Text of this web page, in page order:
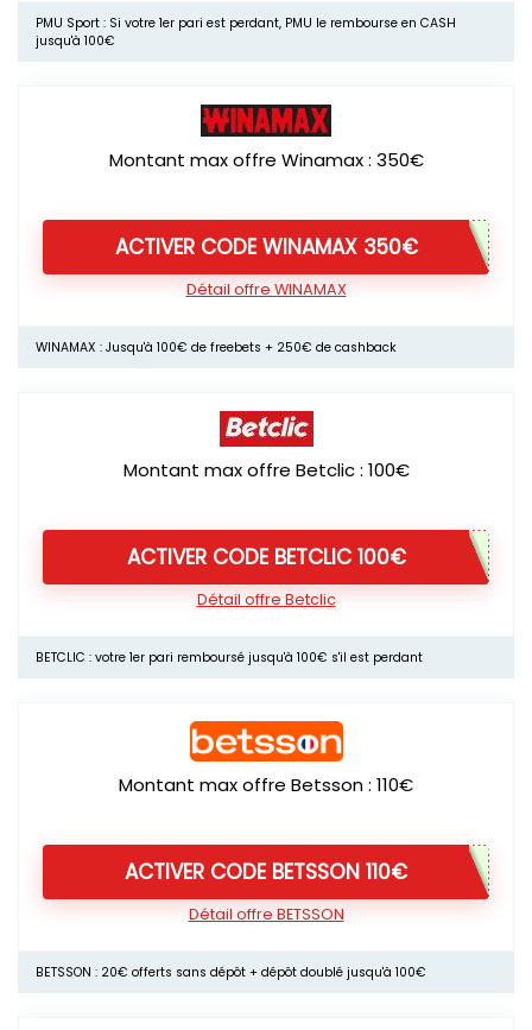
PMU Sport : Si votre 1er pari est perdant, PMU le rembourse en CASH
jusqu'à 100€
Montant max offre Winamax : 350€
ACTIVER CODE WINAMAX 350€
Détail offre WINAMAX
WINAMAX : Jusqu'à 100€ de freebets + 250€ de cashback
Montant max offre Betclic : 100€
ACTIVER CODE BETCLIC 100€
Détail offre Betclic
BETCLIC : votre 1er pari remboursé jusqu'à 100€ s'il est perdant
Montant max offre Betsson : 110€
ACTIVER CODE BETSSON 110€
Détail offre BETSSON
BETSSON : 20€ offerts sans dépôt + dépôt doublé jusqu'à 100€